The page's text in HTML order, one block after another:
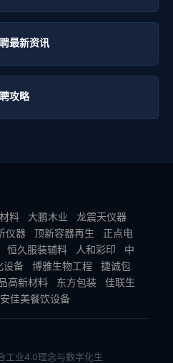
最新资讯
攻略
料 大鹏木业
龙震天仪器
仪器 顶新容器再生
正点电
恒久服装辅料 人和彩印
中
设备 博雅生物工程
捷诚包
高新材料 东方包装
佳联生
佳美餐饮设备
工业4.0理念与数字化生